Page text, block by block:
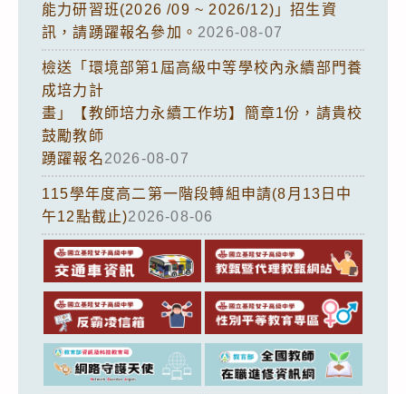
能力研習班(2026 /09 ~ 2026/12)」招生資
訊，請踴躍報名參加。 2026-08-07
檢送「環境部第1屆高級中等學校內永續部門養
成培力計
畫」【教師培力永續工作坊】簡章1份，請貴校
鼓勵教師
踴躍報名2026-08-07
115學年度高二第一階段轉組申請(8月13日中
午12點截止)2026-08-06